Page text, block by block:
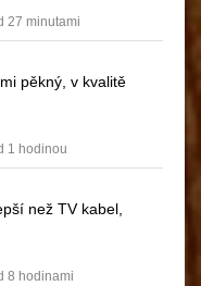
27 minutami
pěkný, v kvalitě
1 hodinou
než TV kabel,
8 hodinami